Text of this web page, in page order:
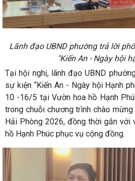
Lãnh đạo UBND phường trả lời
"Kiến An - Ngày hội
Tại hội nghị, lãnh đạo UBND
sự kiện “Kiến An - Ngày hội Hạnh
10 -16/5 tại Vườn hoa hồ Hạnh
trong chuỗi chương trình chào
Hải Phòng 2026, đồng thời gắn với
hồ Hạnh Phúc phục vụ cộng đồng.